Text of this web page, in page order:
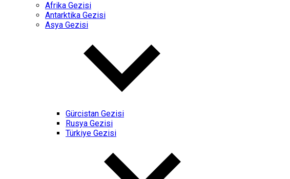
Afrika Gezisi
Antarktika Gezisi
Asya Gezisi
Gürcistan Gezisi
Rusya Gezisi
Türkiye Gezisi